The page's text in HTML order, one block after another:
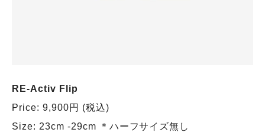
RE-Activ Flip
Price: 9,900円 (税込)
Size: 23cm -29cm ＊ハーフサイズ無し